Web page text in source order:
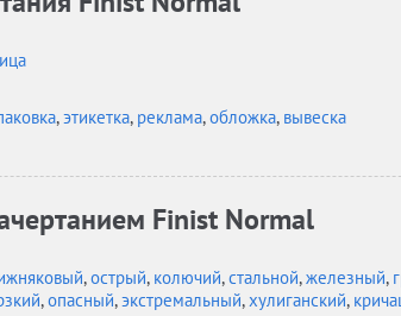
,этикетка, реклама,обложка, вывеска
Finist Normal
,острый, колючий,стальной,железный,
,опасный,экстремальный,хулиганский,